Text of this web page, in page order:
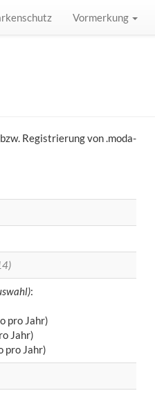
Vormerkung
Registrierung von .moda-
:
pro Jahr)
Jahr)
pro Jahr)